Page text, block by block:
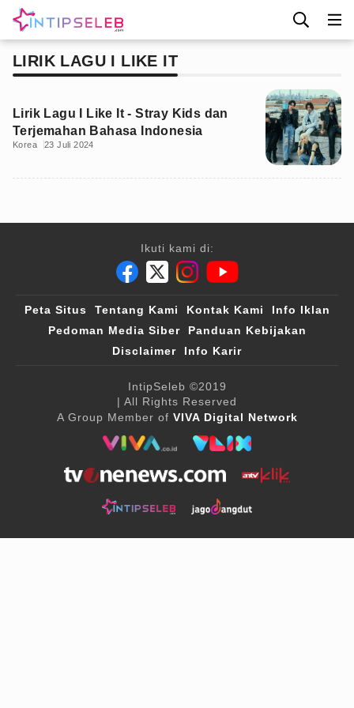
LIRIK LAGU I LIKE IT
Lirik Lagu I Like It - Stray Kids dan
Terjemahan Bahasa Indonesia
Korea 23 Juli 2024
Ikuti kami di:
Peta Situs Tentang Kami Kontak Kami
Info Iklan
Pedoman Media Siber
Panduan Kebijakan
Disclaimer
Info Karir
IntipSeleb ©2019
| All Rights Reserved
A Group Member of VIVA Digital Network